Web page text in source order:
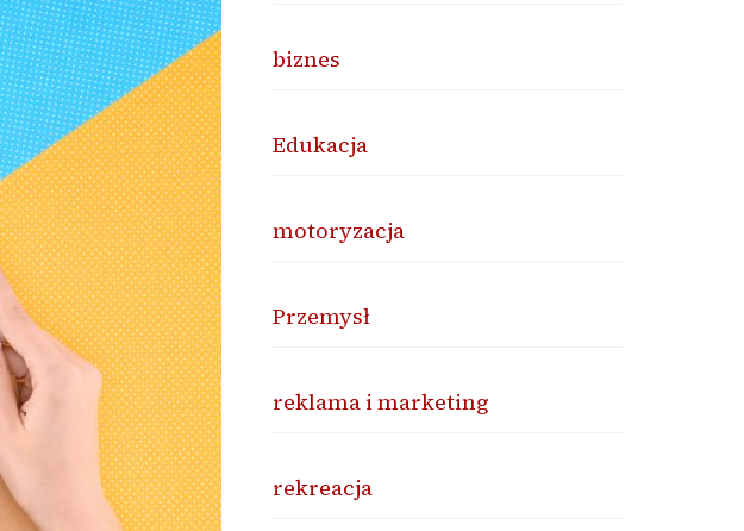
biznes
Edukacja
motoryzacja
Przemysł
reklama i marketing
rekreacja